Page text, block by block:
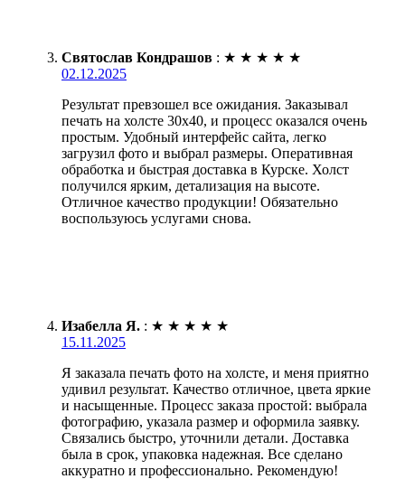
Святослав Кондрашов : ★ ★ ★ ★ ★
02.12.2025
Результат превзошел все ожидания. Заказывал
печать на холсте 30х40, и процесс оказался очень
простым. Удобный интерфейс сайта, легко
загрузил фото и выбрал размеры. Оперативная
обработка и быстрая доставка в Курске. Холст
получился ярким, детализация на высоте.
Отличное качество продукции! Обязательно
воспользуюсь услугами снова.
Изабелла Я. : ★ ★ ★ ★ ★
15.11.2025
Я заказала печать фото на холсте, и меня приятно
удивил результат. Качество отличное, цвета яркие
и насыщенные. Процесс заказа простой: выбрала
фотографию, указала размер и оформила заявку.
Связались быстро, уточнили детали. Доставка
была в срок, упаковка надежная. Все сделано
аккуратно и профессионально. Рекомендую!